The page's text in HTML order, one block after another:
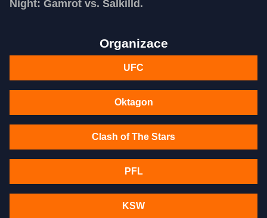
Night: Gamrot vs. Salkilld.
Organizace
UFC
Oktagon
Clash of The Stars
PFL
KSW